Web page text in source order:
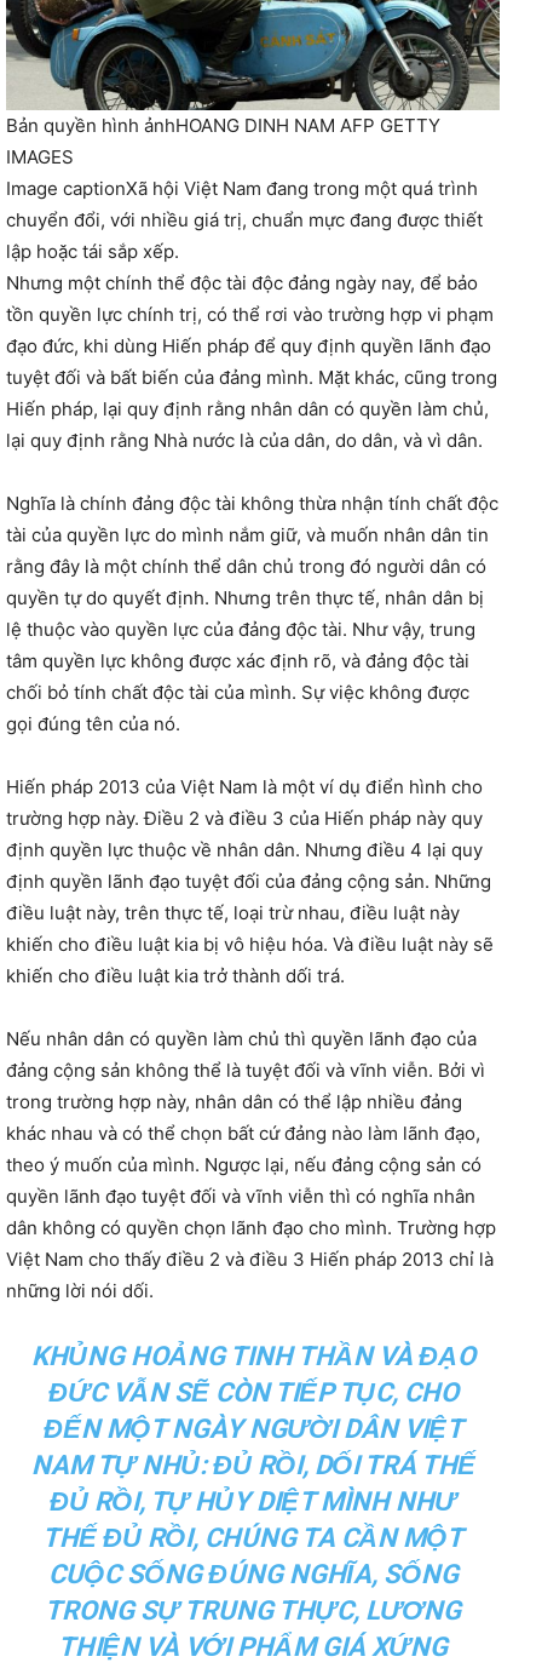
Bản quyền hình ảnhHOANG DINH NAM AFP GETTY
IMAGES
Image captionXã hội Việt Nam đang trong một quá trình
chuyển đổi, với nhiều giá trị, chuẩn mực đang được thiết
lập hoặc tái sắp xếp.
Nhưng một chính thể độc tài độc đảng ngày nay, để bảo
tồn quyền lực chính trị, có thể rơi vào trường hợp vi phạm
đạo đức, khi dùng Hiến pháp để quy định quyền lãnh đạo
tuyệt đối và bất biến của đảng mình. Mặt khác, cũng trong
Hiến pháp, lại quy định rằng nhân dân có quyền làm chủ,
lại quy định rằng Nhà nước là của dân, do dân, và vì dân.
Nghĩa là chính đảng độc tài không thừa nhận tính chất độc
tài của quyền lực do mình nắm giữ, và muốn nhân dân tin
rằng đây là một chính thể dân chủ trong đó người dân có
quyền tự do quyết định. Nhưng trên thực tế, nhân dân bị
lệ thuộc vào quyền lực của đảng độc tài. Như vậy, trung
tâm quyền lực không được xác định rõ, và đảng độc tài
chối bỏ tính chất độc tài của mình. Sự việc không được
gọi đúng tên của nó.
Hiến pháp 2013 của Việt Nam là một ví dụ điển hình cho
trường hợp này. Điều 2 và điều 3 của Hiến pháp này quy
định quyền lực thuộc về nhân dân. Nhưng điều 4 lại quy
định quyền lãnh đạo tuyệt đối của đảng cộng sản. Những
điều luật này, trên thực tế, loại trừ nhau, điều luật này
khiến cho điều luật kia bị vô hiệu hóa. Và điều luật này sẽ
khiến cho điều luật kia trở thành dối trá.
Nếu nhân dân có quyền làm chủ thì quyền lãnh đạo của
đảng cộng sản không thể là tuyệt đối và vĩnh viễn. Bởi vì
trong trường hợp này, nhân dân có thể lập nhiều đảng
khác nhau và có thể chọn bất cứ đảng nào làm lãnh đạo,
theo ý muốn của mình. Ngược lại, nếu đảng cộng sản có
quyền lãnh đạo tuyệt đối và vĩnh viễn thì có nghĩa nhân
dân không có quyền chọn lãnh đạo cho mình. Trường hợp
Việt Nam cho thấy điều 2 và điều 3 Hiến pháp 2013 chỉ là
những lời nói dối.
KHỦNG HOẢNG TINH THẦN VÀ ĐẠO
ĐỨC VẪN SẼ CÒN TIẾP TỤC, CHO
ĐẾN MỘT NGÀY NGƯỜI DÂN VIỆT
NAM TỰ NHỦ: ĐỦ RỒI, DỐI TRÁ THẾ
ĐỦ RỒI, TỰ HỦY DIỆT MÌNH NHƯ
THẾ ĐỦ RỒI, CHÚNG TA CẦN MỘT
CUỘC SỐNG ĐÚNG NGHĨA, SỐNG
TRONG SỰ TRUNG THỰC, LƯƠNG
THIỆN VÀ VỚI PHẨM GIÁ XỨNG